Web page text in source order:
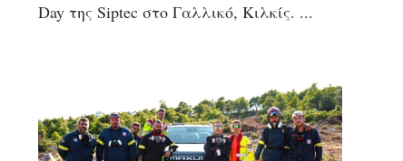
Day της Siptec στο Γαλλικό, Κιλκίς.